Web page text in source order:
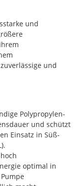
und
und
Polypropylen-
und schützt
Einsatz in Süß-
optimal in